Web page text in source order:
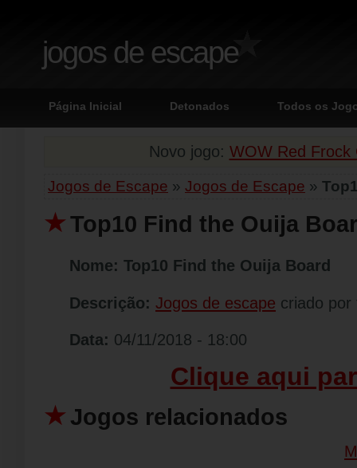
jogos de escape
Página Inicial Detonados Todos os
Novo jogo: WOW Red Frock
Jogos de Escape » Jogos de Escape »
Top10 Find the Ouija
Nome: Top10 Find the Ouija Board
Descrição: Jogos de escape criado por
Data: 04/11/2018 - 18:00
Clique aqui
Jogos relacionados